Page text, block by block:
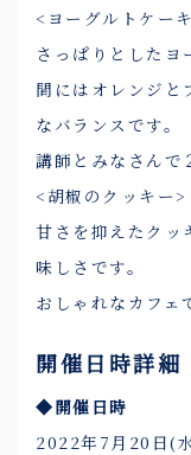
<ヨーグルトケー
さっぱりとしたヨ
間にはオレンジと
なバランスです。
講師とみなさんで
<胡椒のクッキー>
甘さを抑えたクッ
味しさです。
おしゃれなカフェ
開催日時詳細
◆開催日時
2022年7月20日(